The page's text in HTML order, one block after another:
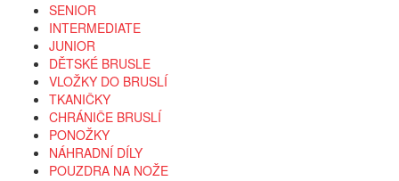
SENIOR
INTERMEDIATE
JUNIOR
DĚTSKÉ BRUSLE
VLOŽKY DO BRUSLÍ
TKANIČKY
CHRÁNIČE BRUSLÍ
PONOŽKY
NÁHRADNÍ DÍLY
POUZDRA NA NOŽE